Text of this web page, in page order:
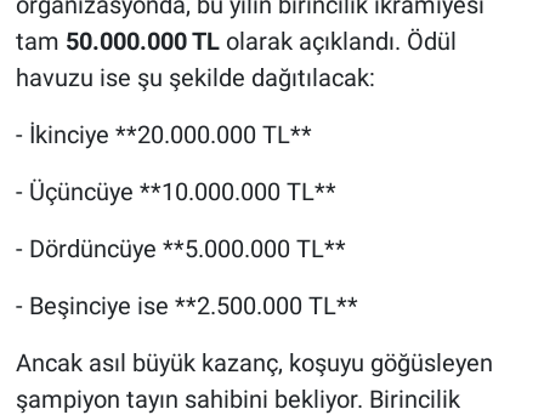
tam 50.000.000 TLolarak açıklandı. Ödül
havuzu ise şu şekilde dağıtılacak:
- İkinciye **20.000.000 TL**
- Üçüncüye **10.000.000 TL**
- Dördüncüye **5.000.000 TL**
- Beşinciye ise **2.500.000 TL**
Ancak asıl büyük kazanç, koşuyu göğüsleyen
şampiyon tayın sahibini bekliyor. Birincilik